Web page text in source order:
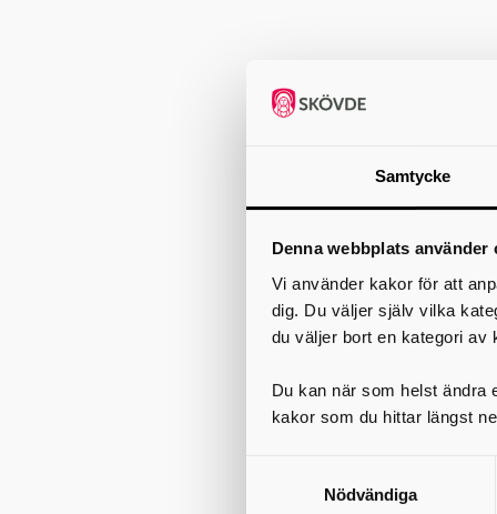
Samtycke
Denna webbplats använder
Vi använder kakor för att
dig. Du väljer själv vilka
du väljer bort en kategori av
Du kan när som helst ändra
kakor som du hittar längst
Nödvändiga